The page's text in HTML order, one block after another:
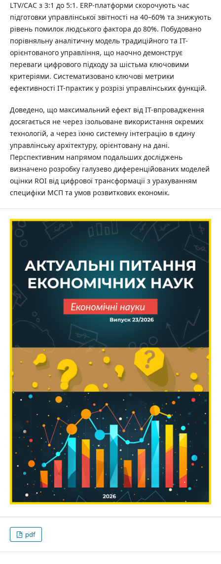
LTV/CAC з 3:1 до 5:1. ERP-платформи скорочують час
підготовки управлінської звітності на 40–60% та знижують
рівень помилок людського фактора до 80%. Побудовано
порівняльну аналітичну модель традиційного та ІТ-
орієнтованого управління, що наочно демонструє
переваги цифрового підходу за шістьма ключовими
критеріями. Систематизовано ключові метрики
ефективності ІТ-практик у розрізі управлінських функцій.
Доведено, що максимальний ефект від ІТ-впровадження
досягається не через ізольоване використання окремих
технологій, а через їхню системну інтеграцію в єдину
управлінську архітектуру, орієнтовану на дані.
Перспективним напрямом подальших досліджень
визначено розробку галузево диференційованих моделей
оцінки ROI від цифрової трансформації з урахуванням
специфіки МСП та умов розвиткових економік.
pdf